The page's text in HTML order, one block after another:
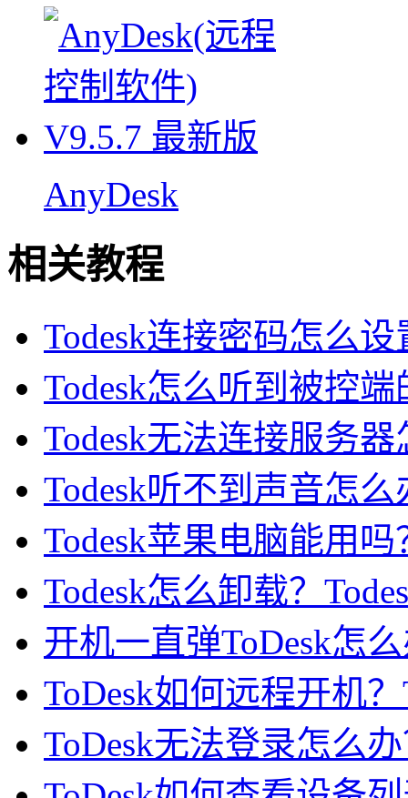
AnyDesk
相关教程
Todesk连接密码怎么
Todesk怎么听到被控
Todesk无法连接服务
Todesk听不到声音怎
Todesk苹果电脑能用
Todesk怎么卸载？
开机一直弹ToDesk怎
ToDesk如何远程开机
ToDesk无法登录怎么